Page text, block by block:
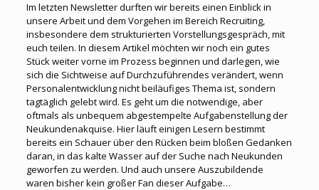
Im letzten Newsletter durften wir bereits einen Einblick in
unsere Arbeit und dem Vorgehen im Bereich Recruiting,
insbesondere dem strukturierten Vorstellungsgespräch, mit
euch teilen. In diesem Artikel möchten wir noch ein gutes
Stück weiter vorne im Prozess beginnen und darlegen, wie
sich die Sichtweise auf Durchzuführendes verändert, wenn
Personalentwicklung nicht beiläufiges Thema ist, sondern
tagtäglich gelebt wird. Es geht um die notwendige, aber
oftmals als unbequem abgestempelte Aufgabenstellung der
Neukundenakquise. Hier läuft einigen Lesern bestimmt
bereits ein Schauer über den Rücken beim bloßen Gedanken
daran, in das kalte Wasser auf der Suche nach Neukunden
geworfen zu werden. Und auch unsere Auszubildende
waren bisher kein großer Fan dieser Aufgabe…